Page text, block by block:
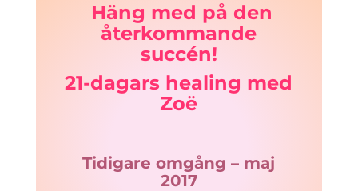
Häng med på den
återkommande
succén!
21-dagars healing med
Zoë
Tidigare omgång – maj
2017